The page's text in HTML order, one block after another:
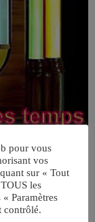
pour vous
vos
sur « Tout
les
Paramètres
contrôlé.